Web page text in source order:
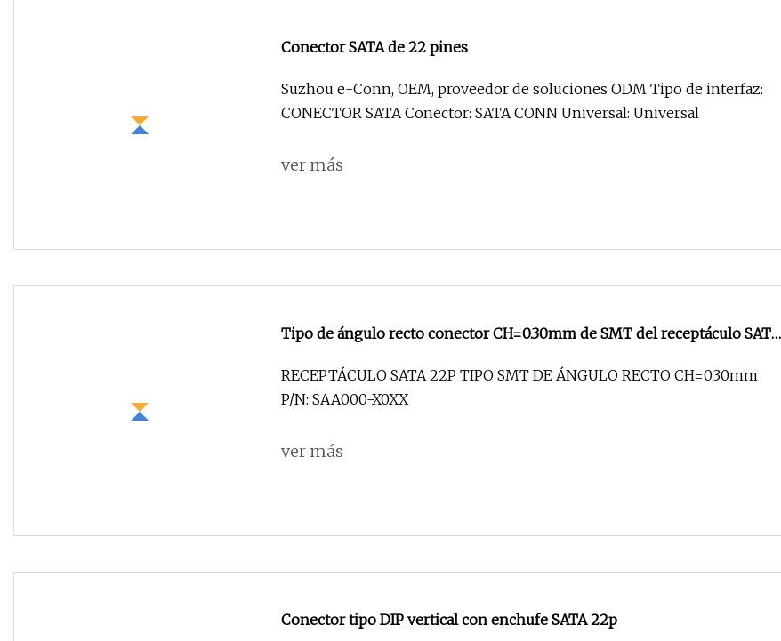
Conector SATA de 22 pines
Suzhou e-Conn, OEM, proveedor de soluciones ODM Tipo de interfaz:
CONECTOR SATA Conector: SATA CONN Universal: Universal
ver más
Tipo de ángulo recto conector CH=0.30mm de SMT del receptáculo SATA
RECEPTÁCULO SATA 22P TIPO SMT DE ÁNGULO RECTO CH=0.30mm
P/N: SAA000-X0XX
ver más
Conector tipo DIP vertical con enchufe SATA 22p